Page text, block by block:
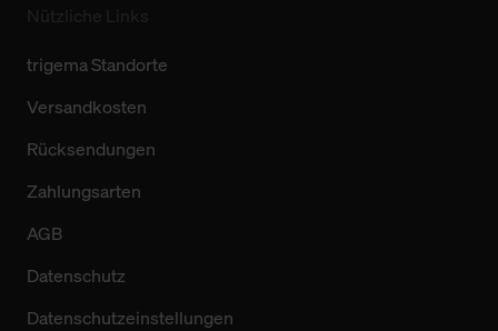
trigema Standorte
Versandkosten
Rücksendungen
Zahlungsarten
AGB
Datenschutz
Datenschutzeinstellungen